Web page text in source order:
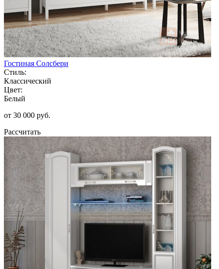
Гостиная Солсбери
Стиль:
Классический
Цвет:
Белый
от 30 000 руб.
Рассчитать